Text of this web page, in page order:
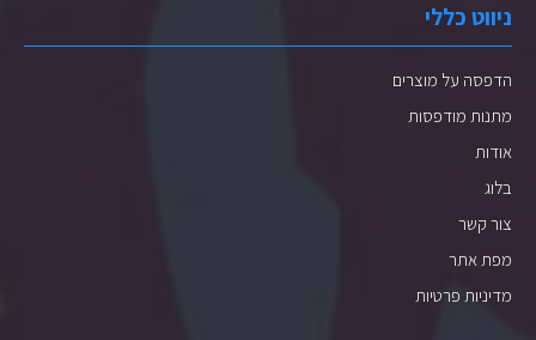
ניווט כללי
הדפסה על מוצרים
מתנות מודפסות
אודות
בלוג
צור קשר
מפת אתר
מדיניות פרטיות